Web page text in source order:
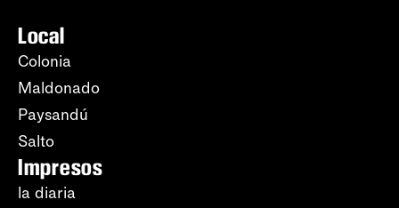
Local
Colonia
Maldonado
Paysandú
Salto
Impresos
la diaria